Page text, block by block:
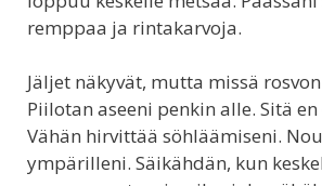
remppaa ja rintakarvoja.
Jäljet näkyvät, mutta missä
Piilotan aseeni penkin alle. Sitä
Vähän hirvittää söhläämiseni.
ympärilleni. Säikähdän, kun